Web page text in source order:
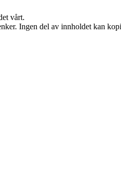
vårt.
Ingen del av innholdet kan